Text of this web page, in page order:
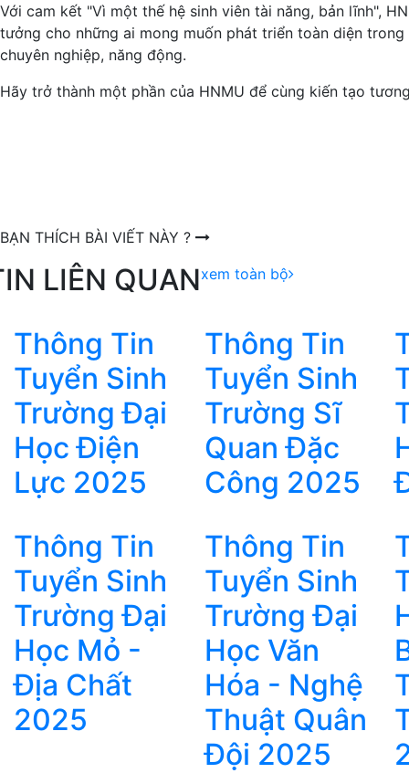
Với cam kết "Vì một thế hệ sinh viên tài năng, bản lĩnh",
tưởng cho những ai mong muốn phát triển toàn diện
chuyên nghiệp, năng động.
Hãy trở thành một phần của HNMU để cùng kiến tạo
BẠN THÍCH BÀI VIẾT NÀY ?
LIÊN QUANxem toàn bộ
Thông Tin
Tuyển Sinh
Trường Đại
Học Điện
Lực 2025
Thông Tin
Tuyển Sinh
Trường Sĩ
Quan Đặc
Công 2025
Thông Tin
Tuyển Sinh
Trường Đại
Học Mỏ -
Địa Chất
2025
Thông Tin
Tuyển Sinh
Trường Đại
Học Văn
Hóa - Nghệ
Thuật Quân
Đội 2025